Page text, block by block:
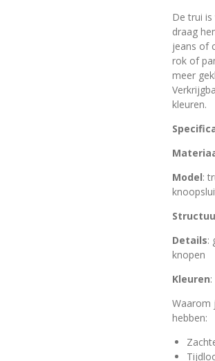
De trui is
draag
jeans of
rok of
meer
kleuren.
Model:
Details:
knopen
Kleuren
Waarom
hebben: